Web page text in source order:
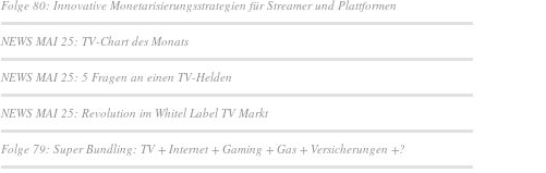
Folge 80: Innovative Monetarisierungsstrategien für Streamer und Plattformen
NEWS MAI 25: TV-Chart des Monats
NEWS MAI 25: 5 Fragen an einen TV-Helden
NEWS MAI 25: Revolution im Whitel Label TV Markt
Folge 79: Super Bundling: TV + Internet + Gaming + Gas + Versicherungen +?